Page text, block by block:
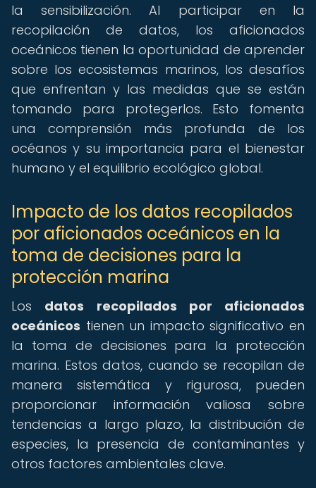
la sensibilización. Al participar en la
recopilación de datos, los aficionados
oceánicos tienen la oportunidad de aprender
sobre los ecosistemas marinos, los desafíos
que enfrentan y las medidas que se están
tomando para protegerlos. Esto fomenta
una comprensión más profunda de los
océanos y su importancia para el bienestar
humano y el equilibrio ecológico global.
Impacto de los datos recopilados
por aficionados oceánicos en la
toma de decisiones para la
protección marina
Los datos recopilados por aficionados
oceánicos tienen un impacto significativo en
la toma de decisiones para la protección
marina. Estos datos, cuando se recopilan de
manera sistemática y rigurosa, pueden
proporcionar información valiosa sobre
tendencias a largo plazo, la distribución de
especies, la presencia de contaminantes y
otros factores ambientales clave.